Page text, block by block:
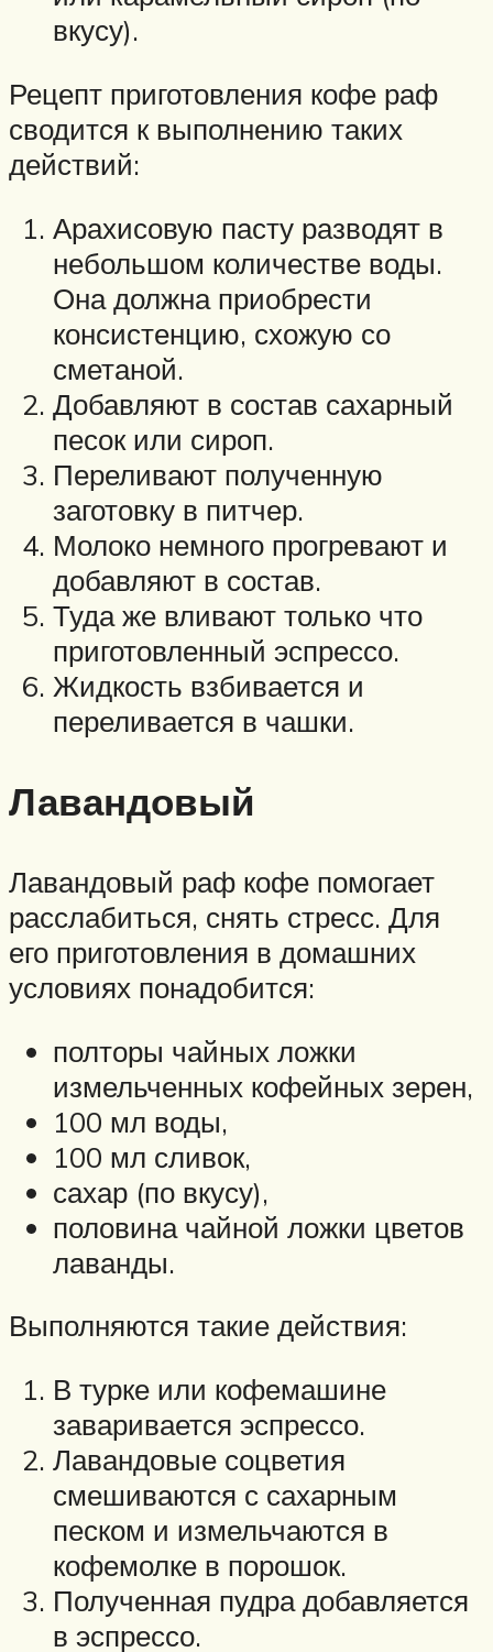
вкусу).
Рецепт приготовления кофе раф
сводится к выполнению таких
действий:
Арахисовую пасту разводят в
небольшом количестве воды.
Она должна приобрести
консистенцию, схожую со
сметаной.
Добавляют в состав сахарный
песок или сироп.
Переливают полученную
заготовку в питчер.
Молоко немного прогревают и
добавляют в состав.
Туда же вливают только что
приготовленный эспрессо.
Жидкость взбивается и
переливается в чашки.
Лавандовый
Лавандовый раф кофе помогает
расслабиться, снять стресс. Для
его приготовления в домашних
условиях понадобится:
полторы чайных ложки
измельченных кофейных зерен,
100 мл воды,
100 мл сливок,
сахар (по вкусу),
половина чайной ложки цветов
лаванды.
Выполняются такие действия:
В турке или кофемашине
заваривается эспрессо.
Лавандовые соцветия
смешиваются с сахарным
песком и измельчаются в
кофемолке в порошок.
Полученная пудра добавляется
в эспрессо.